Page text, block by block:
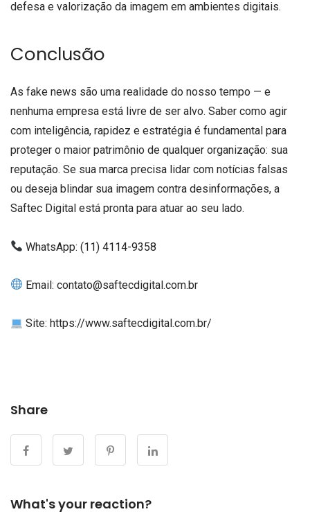
defesa e valorização da imagem em ambientes digitais.
Conclusão
As fake news são uma realidade do nosso tempo — e
nenhuma empresa está livre de ser alvo. Saber como agir
com inteligência, rapidez e estratégia é fundamental para
proteger o maior patrimônio de qualquer organização: sua
reputação. Se sua marca precisa lidar com notícias falsas
ou deseja blindar sua imagem contra desinformações, a
Saftec Digital está pronta para atuar ao seu lado.
WhatsApp: (11) 4114-9358
Email:contato@saftecdigital.com.br
Site: https://www.saftecdigital.com.br/
Share
What's your reaction?